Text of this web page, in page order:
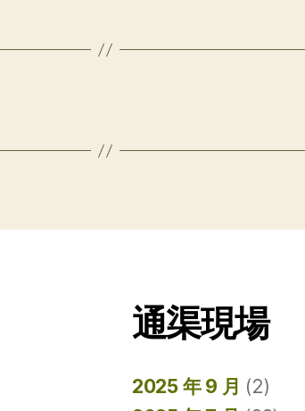
通渠現場
2025 年 9 月 (2)